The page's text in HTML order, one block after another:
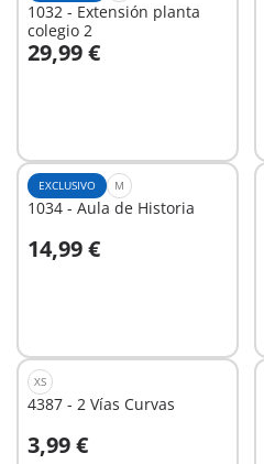
1032 - Extensión planta
colegio 2
29,99 €
A la cesta
EXCLUSIVO M
1034 - Aula de Historia
14,99 €
A la cesta
XS
4387 - 2 Vías Curvas
3,99 €
A la cesta